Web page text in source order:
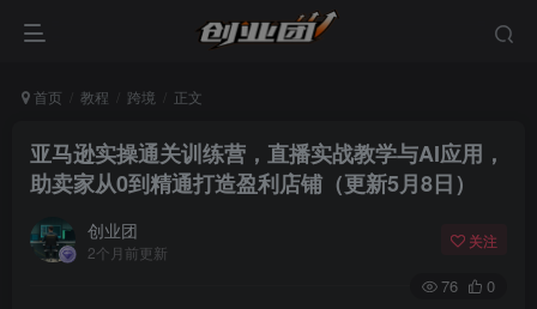
首页 教程 跨境 正文
亚马逊实操通关训练营，直播实战教学与AI应用，
助卖家从0到精通打造盈利店铺（更新5月8日）
创业团
2个月前更新
关注
76 0